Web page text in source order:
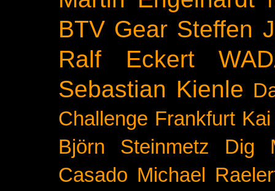
BTV Gear Steffen
Ralf Eckert
Sebastian Kienle
Challenge Frankfurt
Björn Steinmetz
Dig
Casado Michael